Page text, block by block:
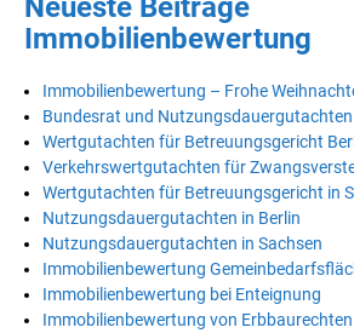
Neueste Beiträge
Immobilienbewertung
Immobilienbewertung – Frohe
Bundesrat und Nutzungsdauergutachten
Wertgutachten für Betreuungsgericht
Verkehrswertgutachten für
Wertgutachten für Betreuungsgericht in
Nutzungsdauergutachten in Berlin
Nutzungsdauergutachten in Sachsen
Immobilienbewertung
Immobilienbewertung bei Enteignung
Immobilienbewertung von Erbbaurechten